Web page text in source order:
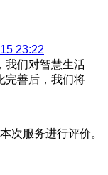
23:22
我们对智慧生活
完善后，我们将
次服务进行评价。